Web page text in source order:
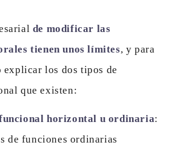
de modificar las
tienen unos límites, y para
explicar los dos tipos de
que existen:
horizontal u ordinaria:
de funciones ordinarias